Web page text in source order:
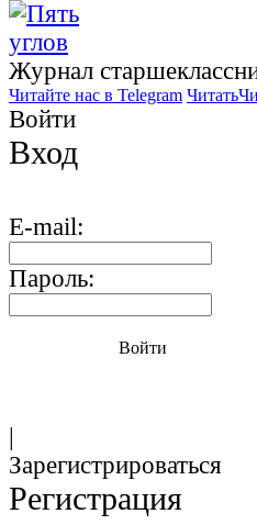
Журнал
Читайте нас в Telegram Читать
Войти
Вход
E-mail:
Пароль:
Войти
|
Зарегистрироваться
Регистрация